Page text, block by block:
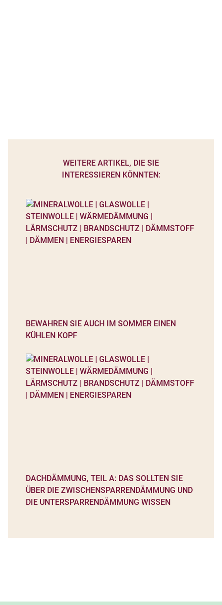
WEITERE ARTIKEL, DIE SIE
INTERESSIEREN KÖNNTEN:
BEWAHREN SIE AUCH IM SOMMER EINEN
KÜHLEN KOPF
DACHDÄMMUNG, TEIL A: DAS SOLLTEN SIE
ÜBER DIE ZWISCHENSPARRENDÄMMUNG UND
DIE UNTERSPARRENDÄMMUNG WISSEN